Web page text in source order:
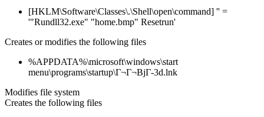
[HKLM\Software\Classes\.\Shell\open\command] '' =
'"Rundll32.exe" "home.bmp" Resetrun'
Creates or modifies the following files
%APPDATA%\microsoft\windows\start
menu\programs\startup\Г¬Г¬ВјГ­-3d.lnk
Modifies file system
Creates the following files